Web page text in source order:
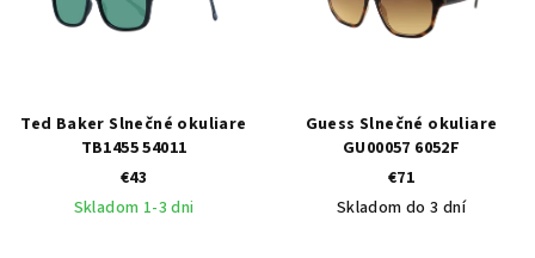
Ted Baker Slnečné okuliare
TB1455 54011
€43
Skladom 1-3 dni
Guess Slnečné okuliare
GU00057 6052F
€71
Skladom do 3 dní